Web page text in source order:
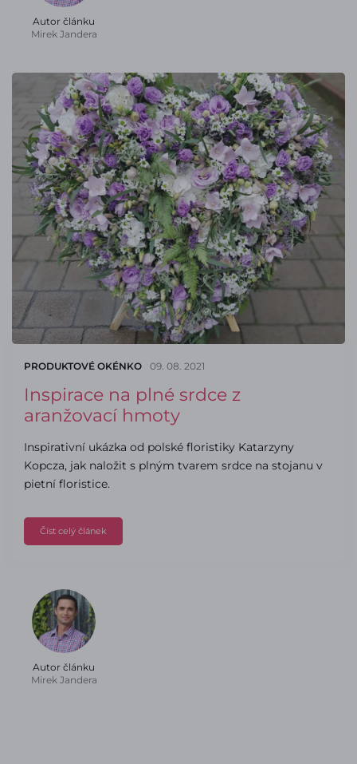
Autor článku
Mirek Jandera
PRODUKTOVÉ OKÉNKO 09. 08. 2021
Inspirace na plné srdce z
aranžovací hmoty
Inspirativní ukázka od polské floristiky Katarzyny
Kopcza, jak naložit s plným tvarem srdce na stojanu v
pietní floristice.
Číst celý článek
Autor článku
Mirek Jandera